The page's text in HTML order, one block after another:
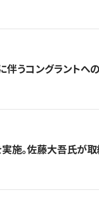
伴うコングラントへ
施。佐藤大吾氏が取